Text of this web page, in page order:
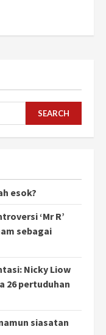
SEARCH
esok?
‘Mr R’
sebagai
Nicky Liow
26 pertuduhan
siasatan